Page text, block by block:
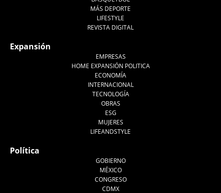
MÁS DEPORTE
LIFESTYLE
REVISTA DIGITAL
Expansión
EMPRESAS
HOME EXPANSIÓN POLITICA
ECONOMÍA
INTERNACIONAL
TECNOLOGÍA
OBRAS
ESG
MUJERES
LIFEANDSTYLE
Política
GOBIERNO
MÉXICO
CONGRESO
CDMX